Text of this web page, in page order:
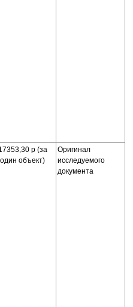
р (за
один объект)
Оригинал
исследуемого
документа